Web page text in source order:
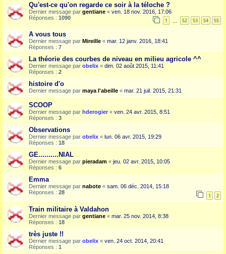
Qu'est-ce qu'on regarde ce soir à la téloche ?
Dernier message par gentiane « ven. 18 nov. 2016, 17:06
Réponses : 1090 1 52 53 54 55
A vous tous
Dernier message par Mireille « mar. 12 janv. 2016, 18:41
Réponses : 7
La théorie des courbes de niveau en milieu agricole ^^
Dernier message par obelix « dim. 02 août 2015, 11:41
Réponses : 2
histoire d'o
Dernier message par maya l'abeille « mar. 21 juil. 2015, 21:31
SCOOP
Dernier message par hderogier « ven. 24 avr. 2015, 8:51
Réponses : 3
Observations
Dernier message par obelix « lun. 06 avr. 2015, 19:29
Réponses : 18
GE..........NIAL
Dernier message par pieradam « jeu. 02 avr. 2015, 10:05
Réponses : 6
Emma
Dernier message par nabote « sam. 06 déc. 2014, 15:18
Réponses : 28 1 2
Train militaire à Valdahon
Dernier message par gentiane « mar. 25 nov. 2014, 8:38
Réponses : 18
très juste !!
Dernier message par obelix « ven. 24 oct. 2014, 20:41
Réponses : 1